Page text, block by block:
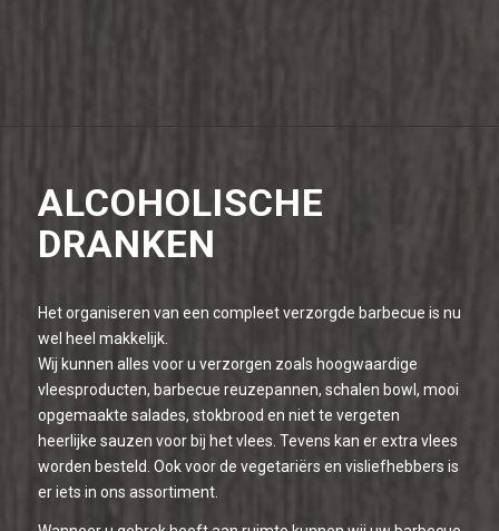
ALCOHOLISCHE
DRANKEN
Het organiseren van een compleet verzorgde barbecue is nu
wel heel makkelijk.
Wij kunnen alles voor u verzorgen zoals hoogwaardige
vleesproducten, barbecue reuzepannen, schalen bowl, mooi
opgemaakte salades, stokbrood en niet te vergeten
heerlijke sauzen voor bij het vlees. Tevens kan er extra vlees
worden besteld. Ook voor de vegetariërs en visliefhebbers is
er iets in ons assortiment.